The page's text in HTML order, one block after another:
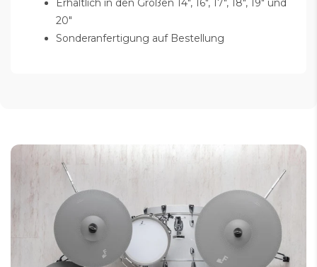
20"
Sonderanfertigung auf Bestellung